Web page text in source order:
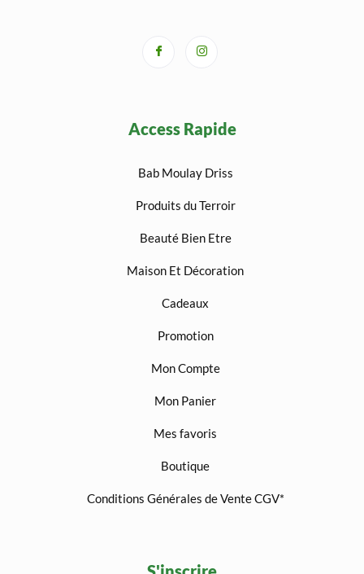
Access Rapide
Bab Moulay Driss
Produits du Terroir
Beauté Bien Etre
Maison Et Décoration
Cadeaux
Promotion
Mon Compte
Mon Panier
Mes favoris
Boutique
Conditions Générales de Vente CGV*